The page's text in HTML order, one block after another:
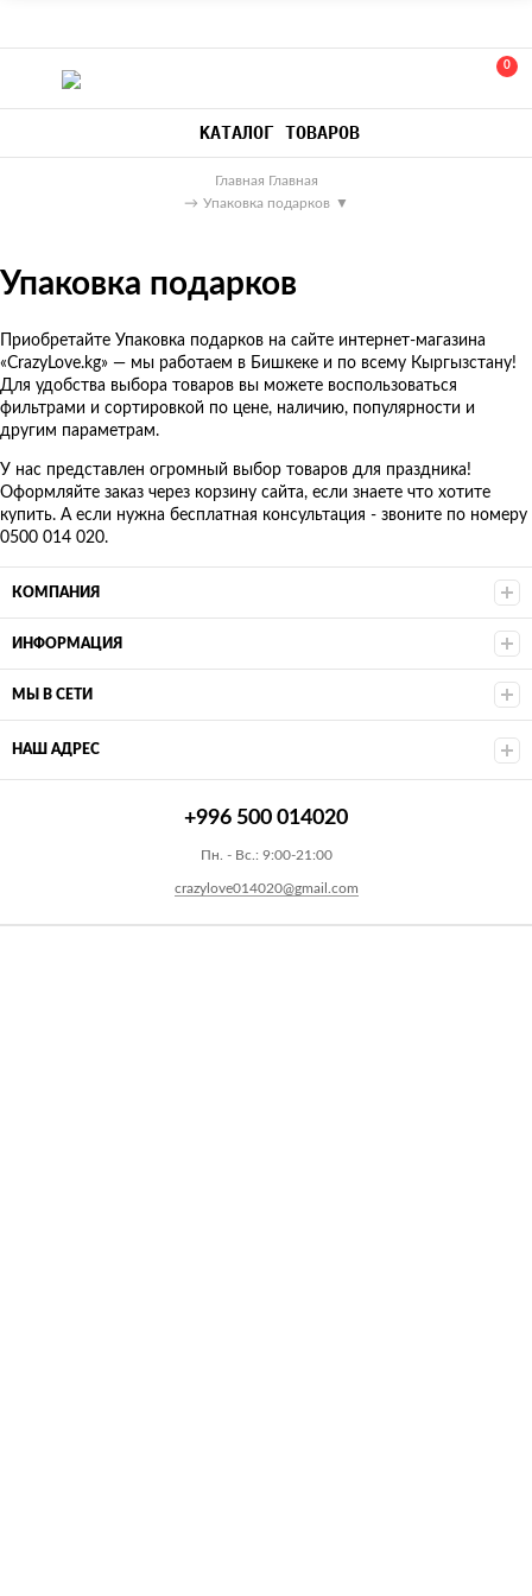
0
КАТАЛОГ ТОВАРОВ
Главная Главная
→ Упаковка подарков ▼
Упаковка подарков
Приобретайте Упаковка подарков на сайте интернет-магазина
«CrazyLove.kg» — мы работаем в Бишкеке и по всему Кыргызстану!
Для удобства выбора товаров вы можете воспользоваться
фильтрами и сортировкой по цене, наличию, популярности и
другим параметрам.
У нас представлен огромный выбор товаров для праздника!
Оформляйте заказ через корзину сайта, если знаете что хотите
купить. А если нужна бесплатная консультация - звоните по номеру
0500 014 020.
КОМПАНИЯ
ИНФОРМАЦИЯ
МЫ В СЕТИ
НАШ АДРЕС
+996 500 014020
Пн. - Вс.: 9:00-21:00
crazylove014020@gmail.com